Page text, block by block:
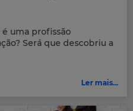
uma profissão
Será que descobriu a
Ler mais...